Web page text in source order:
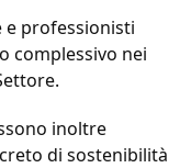
e professionisti
complessivo nei
inoltre
di sostenibilità